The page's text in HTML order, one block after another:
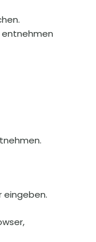
entnehmen
eingeben.